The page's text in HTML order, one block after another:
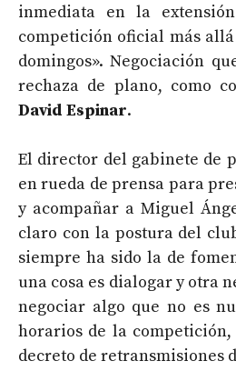
inmediata en la
competición oficial más allá
domingos». Negociación
rechaza de plano, como
David Espinar.
El director del gabinete de
en rueda de prensa para
y acompañar a Miguel
claro con la postura del
siempre ha sido la de
una cosa es dialogar y otra
negociar algo que no es
horarios de la
decreto de retransmisiones